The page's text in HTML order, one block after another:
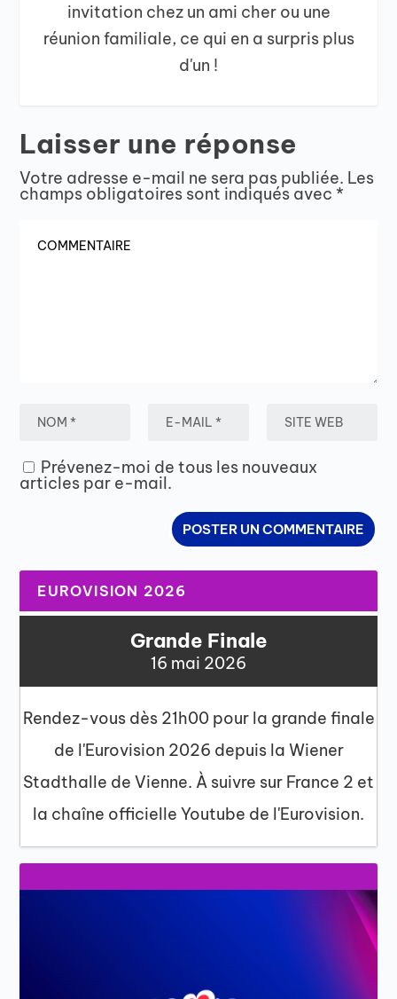
invitation chez un ami cher ou une
réunion familiale, ce qui en a surpris plus
d'un !
Laisser une réponse
Votre adresse e-mail ne sera pas publiée. Les
champs obligatoires sont indiqués avec *
Prévenez-moi de tous les nouveaux
articles par e-mail.
EUROVISION 2026
Grande Finale
16 mai 2026
Rendez-vous dès 21h00 pour la grande finale
de l'Eurovision 2026 depuis la Wiener
Stadthalle de Vienne. À suivre sur France 2 et
la chaîne officielle Youtube de l'Eurovision.